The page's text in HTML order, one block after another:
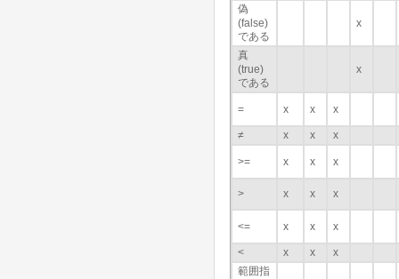
偽
(false)
である
x
真
(true)
である
x
= x x x
≠ x x x
>= x x x
> x x x
<= x x x
< x x
x
範囲指